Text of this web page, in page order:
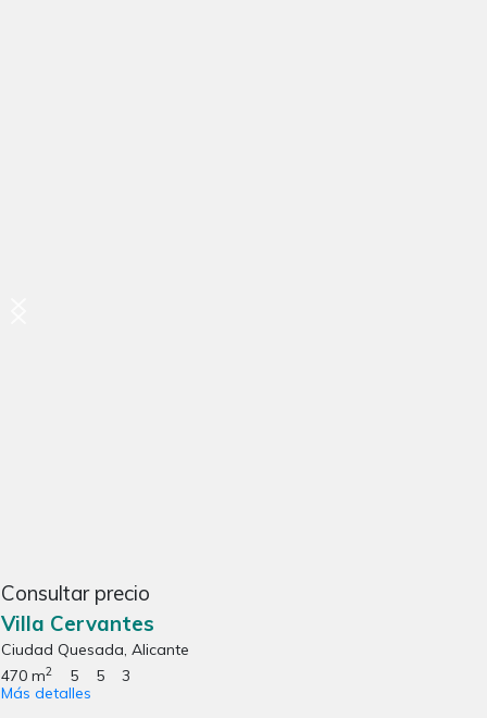
Consultar precio
Villa Cervantes
Ciudad Quesada, Alicante
470 m2 5 5
3
Más detalles